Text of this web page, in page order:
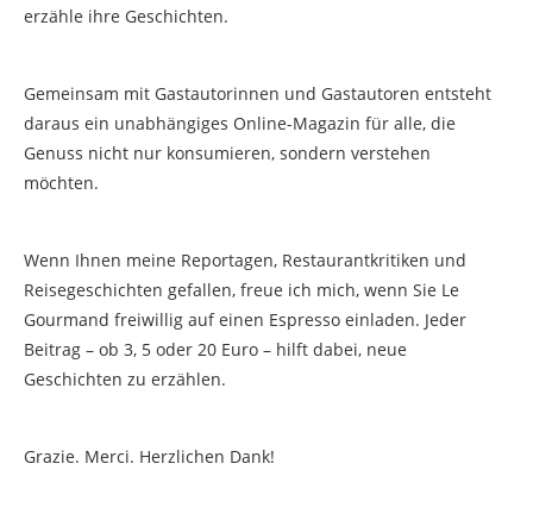
erzähle ihre Geschichten.
Gemeinsam mit Gastautorinnen und Gastautoren entsteht
daraus ein unabhängiges Online-Magazin für alle, die
Genuss nicht nur konsumieren, sondern verstehen
möchten.
Wenn Ihnen meine Reportagen, Restaurantkritiken und
Reisegeschichten gefallen, freue ich mich, wenn Sie Le
Gourmand freiwillig auf einen Espresso einladen. Jeder
Beitrag – ob 3, 5 oder 20 Euro – hilft dabei, neue
Geschichten zu erzählen.
Grazie. Merci. Herzlichen Dank!